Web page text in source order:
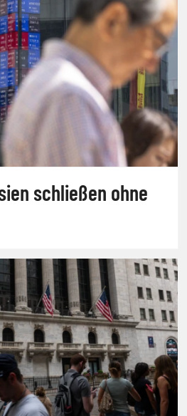
schließen ohne